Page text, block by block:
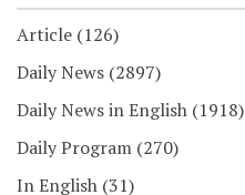
Article (126)
Daily News (2897)
Daily News in English (1918)
Daily Program (270)
In English (31)